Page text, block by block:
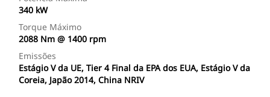
340 kW
Torque Máximo
2088 Nm @ 1400 rpm
Emissões
Estágio V da UE, Tier 4 Final da EPA dos EUA, Estágio V da
Coreia, Japão 2014, China NRIV